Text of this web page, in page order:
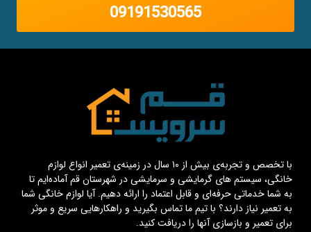
09191530565
با تخصص و تجربه‌ی بیش از ۱۰ سال در زمینه‌ی تعمیر انواع لوازم
خانگی، سیستم های گرمایشی و سرمایشی در شهرستان قم آماده‌ایم تا
به شما خدماتی حرفه‌ای و قابل اعتماد را ارائه دهیم. آیا لوازم خانگی شما
به تعمیر نیاز دارند؟ با تیم ما تماس بگیرید و راهکارهایی سریع و موثر
برای تعمیر و بازسازی آنها را دریافت کنید.